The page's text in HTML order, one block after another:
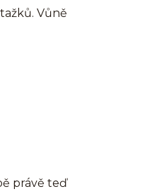
Vůně
právě teď